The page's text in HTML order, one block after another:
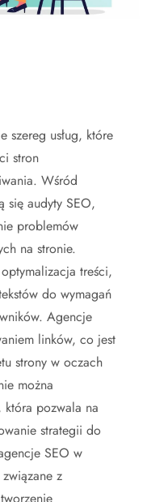
szereg usług, które
stron
Wśród
się audyty SEO,
problemów
na stronie.
treści,
do wymagań
Agencje
linków, co jest
strony w oczach
można
pozwala na
strategii do
SEO w
z